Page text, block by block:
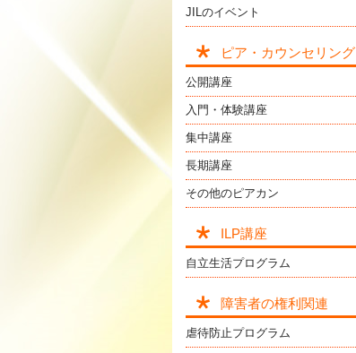
JILのイベント
ピア・カウンセリング
公開講座
入門・体験講座
集中講座
長期講座
その他のピアカン
ILP講座
自立生活プログラム
障害者の権利関連
虐待防止プログラム